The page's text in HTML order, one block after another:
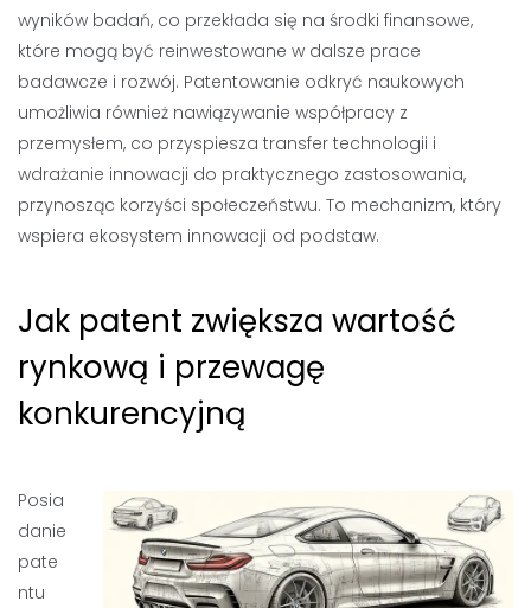
wyników badań, co przekłada się na środki finansowe,
które mogą być reinwestowane w dalsze prace
badawcze i rozwój. Patentowanie odkryć naukowych
umożliwia również nawiązywanie współpracy z
przemysłem, co przyspiesza transfer technologii i
wdrażanie innowacji do praktycznego zastosowania,
przynosząc korzyści społeczeństwu. To mechanizm, który
wspiera ekosystem innowacji od podstaw.
Jak patent zwiększa wartość
rynkową i przewagę
konkurencyjną
Posia
danie
pate
ntu